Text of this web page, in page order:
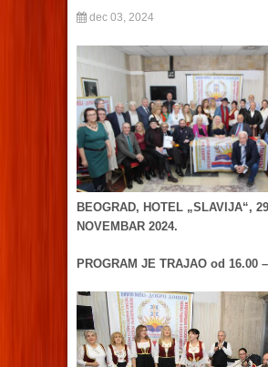
dec 03, 2024
BEOGRAD, HOTEL „SLAVIJA“,
NOVEMBAR 2024.
PROGRAM JE TRAJAO od 16.00